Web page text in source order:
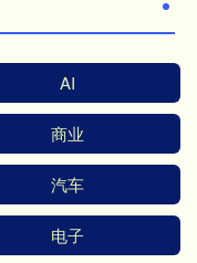
AI
商业
汽车
电子